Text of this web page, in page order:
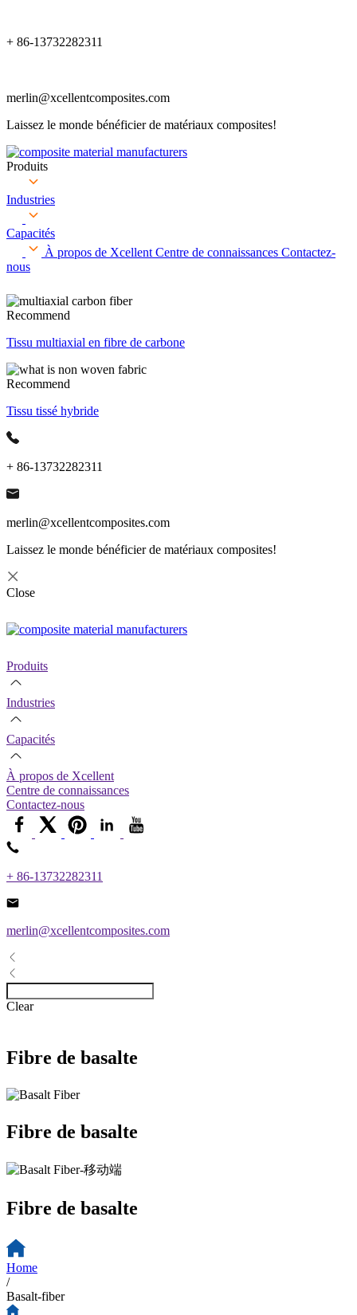
+ 86-13732282311
merlin@xcellentcomposites.com
Laissez le monde bénéficier de matériaux composites!
Produits
Industries
Capacités
À propos de Xcellent Centre de connaissances Contactez-
nous
Recommend
Tissu multiaxial en fibre de carbone
Recommend
Tissu tissé hybride
+ 86-13732282311
merlin@xcellentcomposites.com
Laissez le monde bénéficier de matériaux composites!
Close
Produits
Industries
Capacités
À propos de Xcellent
Centre de connaissances
Contactez-nous
+ 86-13732282311
merlin@xcellentcomposites.com
Clear
Fibre de basalte
Fibre de basalte
Fibre de basalte
Home
/
Basalt-fiber